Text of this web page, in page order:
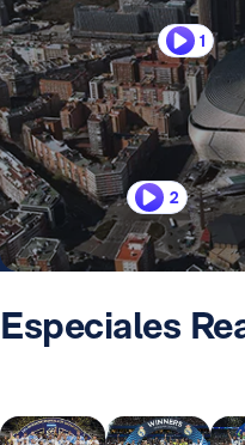
1
2
Especiales